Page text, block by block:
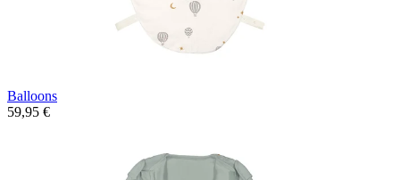
Balloons
59,95 €